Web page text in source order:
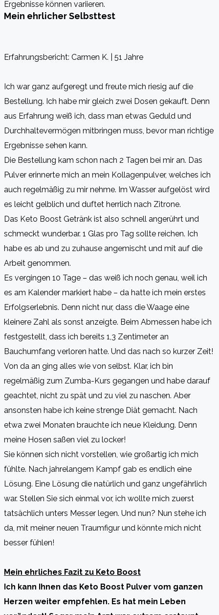
Ergebnisse können variieren.
Mein ehrlicher Selbsttest
Erfahrungsbericht: Carmen K. | 51 Jahre
Ich war ganz aufgeregt und freute mich riesig auf die
Bestellung. Ich habe mir gleich zwei Dosen gekauft. Denn
aus Erfahrung weiß ich, dass man etwas Geduld und
Durchhaltevermögen mitbringen muss, bevor man richtige
Ergebnisse sehen kann.
Die Bestellung kam schon nach 2 Tagen bei mir an. Das
Pulver erinnerte mich an mein Kollagenpulver, welches ich
auch regelmäßig zu mir nehme. Im Wasser aufgelöst wird
es leicht gelblich und duftet herrlich nach Zitrone.
Das Keto Boost Getränk ist also schnell angerührt und
schmeckt wunderbar. 1 Glas pro Tag sollte reichen. Ich
habe es ab und zu zuhause angemischt und mit auf die
Arbeit genommen.
Es vergingen 10 Tage – das weiß ich noch genau, weil ich
es am Kalender markiert habe – da hatte ich mein erstes
Erfolgserlebnis. Denn nicht nur, dass die Waage eine
kleinere Zahl als sonst anzeigte. Beim Abmessen habe ich
festgestellt, dass ich bereits 1,3 Zentimeter an
Bauchumfang verloren hatte. Und das nach so kurzer Zeit!
Von da an ging alles wie von selbst. Klar, ich bin
regelmäßig zum Zumba-Kurs gegangen und habe darauf
geachtet, nicht zu spät und zu viel zu naschen. Aber
ansonsten habe ich keine strenge Diät gemacht. Nach
etwa zwei Monaten brauchte ich neue Kleidung. Denn
meine Hosen saßen viel zu locker!
Sie können sich nicht vorstellen, wie großartig ich mich
fühlte. Nach jahrelangem Kampf gab es endlich eine
Lösung. Eine Lösung die natürlich und ganz ungefährlich
war. Stellen Sie sich einmal vor, ich wollte mich zuerst
tatsächlich unters Messer legen. Und nun? Nun stehe ich
da, mit meiner neuen Traumfigur und könnte mich nicht
besser fühlen!
Mein ehrliches Fazit zu Keto Boost
Ich kann Ihnen das Keto Boost Pulver vom ganzen
Herzen weiter empfehlen. Es hat mein Leben